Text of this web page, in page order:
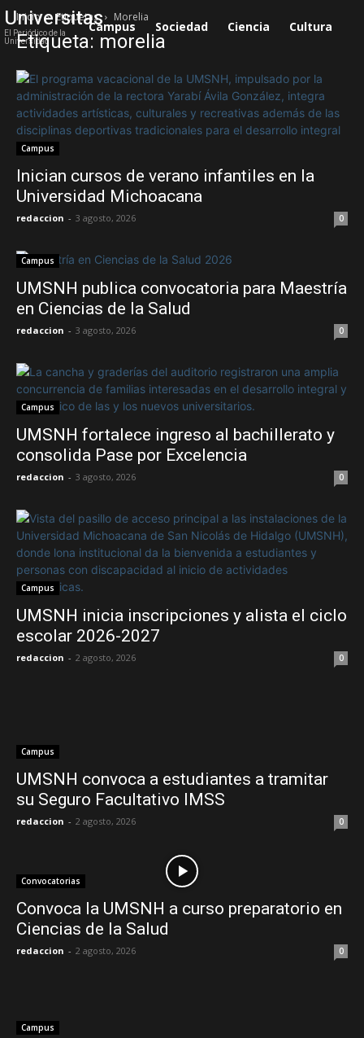
Universitas
El Periódico de la
Universidad
Campus Sociedad Ciencia Cultura
Inicio Etiquetas Morelia
Etiqueta: morelia
Campus
Inician cursos de verano infantiles en la
Universidad Michoacana
redaccion - 3 agosto, 2026 0
Campus
UMSNH publica convocatoria para Maestría
en Ciencias de la Salud
redaccion - 3 agosto, 2026 0
Campus
UMSNH fortalece ingreso al bachillerato y
consolida Pase por Excelencia
redaccion - 3 agosto, 2026 0
Campus
UMSNH inicia inscripciones y alista el ciclo
escolar 2026-2027
redaccion - 2 agosto, 2026 0
Campus
UMSNH convoca a estudiantes a tramitar
su Seguro Facultativo IMSS
redaccion - 2 agosto, 2026 0
Convocatorias
Convoca la UMSNH a curso preparatorio en
Ciencias de la Salud
redaccion - 2 agosto, 2026 0
Campus